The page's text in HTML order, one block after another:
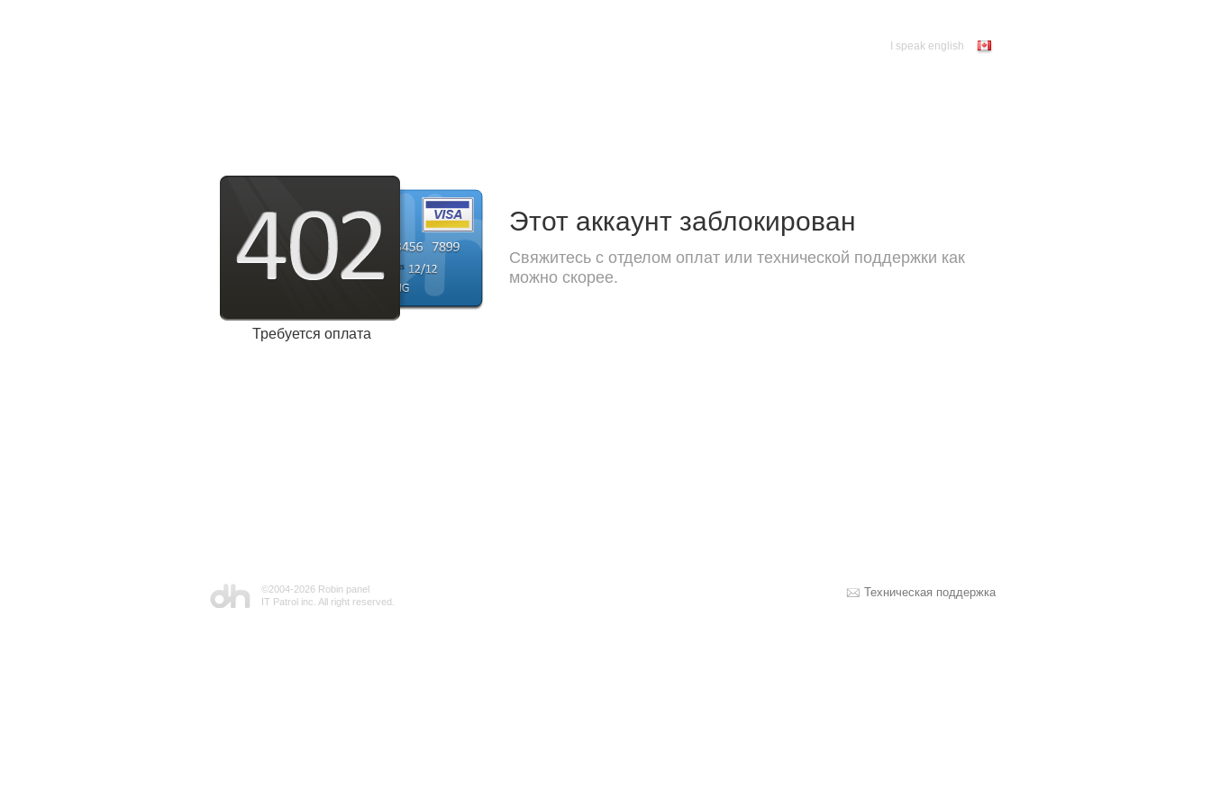
I speak english
Требуется оплата
Этот аккаунт заблокирован
Свяжитесь с отделом оплат или технической поддержки как
можно скорее.
Техническая поддержка
©2004-2026 Robin panel
IT Patrol inc. All right reserved.